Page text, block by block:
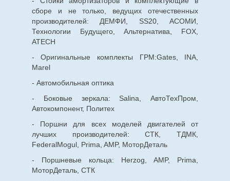
сборе и не только, ведущих отечественных
производителей: ДЕМФИ, SS20, АСОМИ,
Технологии Будущего, Альтернатива, FOX,
ATECH
- Оригинальные комплекты ГРМ:Gates, INA,
Marel
- Автомобильная оптика
- Боковые зеркала: Salina, АвтоТехПром,
Автокомпонент, Политех
- Поршни для всех моделей двигателей от
лучших производителей: СТК, ТДМК,
FederalMogul, Prima, AMP, МоторДеталь
- Поршневые кольца: Herzog, AMP, Prima,
МоторДеталь, СТК